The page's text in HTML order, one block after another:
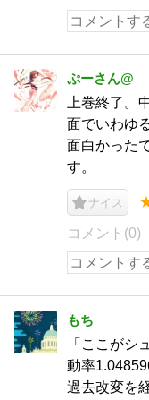
ぷーさん@
上巻終了。
面でいわゆ
面白かった
す。
ナイス
コメント(0)
もち
「ここがシ
動率
過去改変を